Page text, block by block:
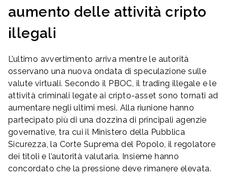
aumento delle attività cripto
illegali
L’ultimo avvertimento arriva mentre le autorità
osservano una nuova ondata di speculazione sulle
valute virtuali. Secondo il PBOC, il trading illegale e le
attività criminali legate ai cripto-asset sono tornati ad
aumentare negli ultimi mesi. Alla riunione hanno
partecipato più di una dozzina di principali agenzie
governative, tra cui il Ministero della Pubblica
Sicurezza, la Corte Suprema del Popolo, il regolatore
dei titoli e l’autorità valutaria. Insieme hanno
concordato che la pressione deve rimanere elevata.